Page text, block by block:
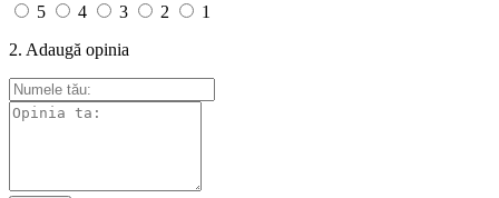
5
4 3 2
1
2. Adaugă opinia